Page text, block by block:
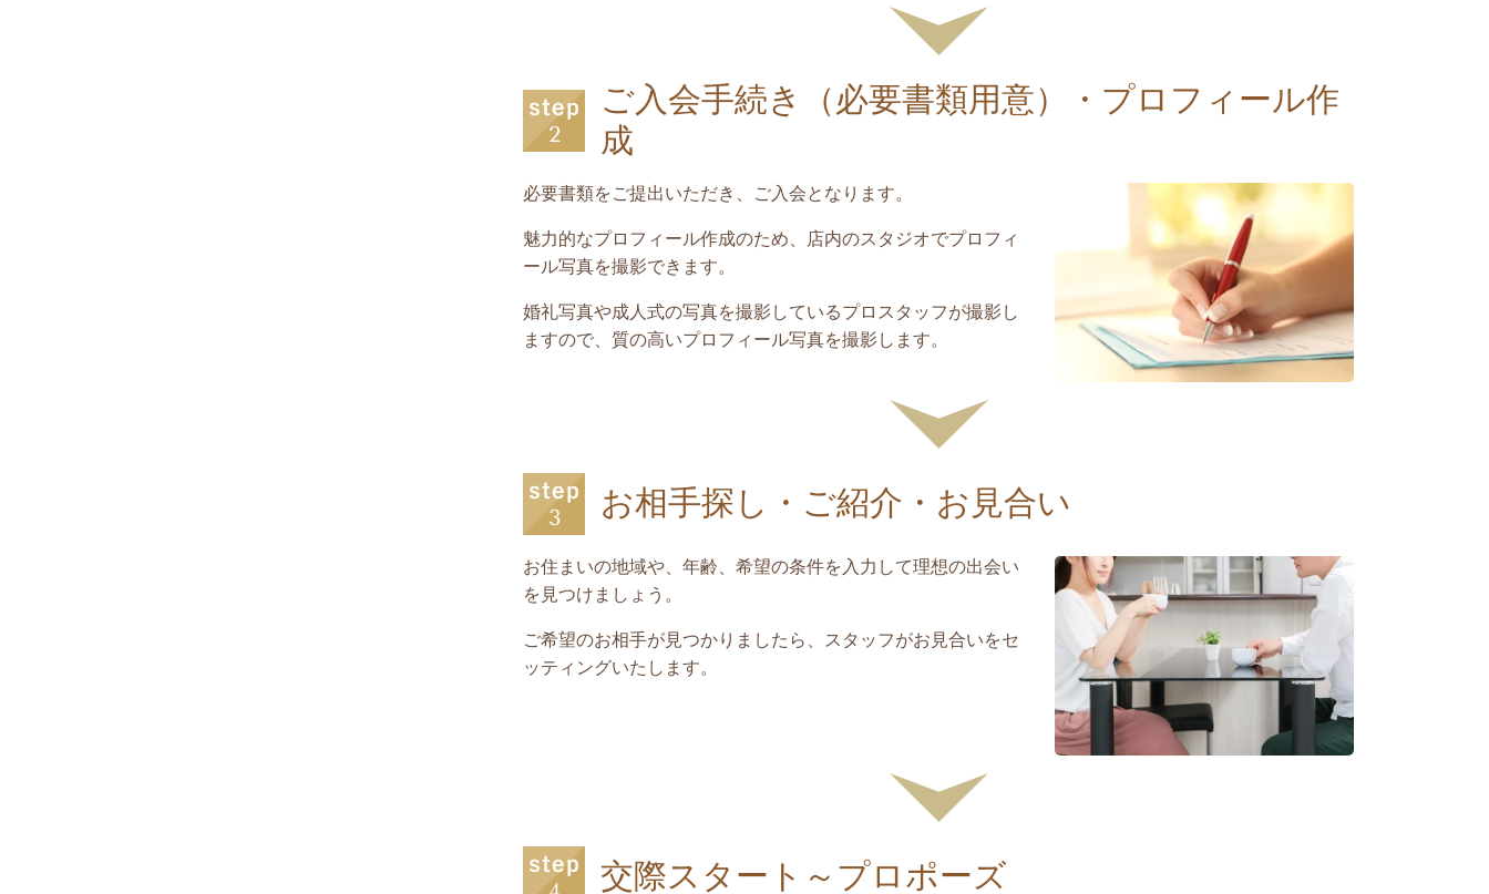
ご入会手続き（必要書類用意）・プロフィール作
成
必要書類をご提出いただき、ご入会となります。
魅力的なプロフィール作成のため、店内のスタジオでプロフィ
ール写真を撮影できます。
婚礼写真や成人式の写真を撮影しているプロスタッフが撮影し
ますので、質の高いプロフィール写真を撮影します。
お相手探し・ご紹介・お見合い
お住まいの地域や、年齢、希望の条件を入力して理想の出会い
を見つけましょう。
ご希望のお相手が見つかりましたら、スタッフがお見合いをセ
ッティングいたします。
交際スタート～プロポーズ